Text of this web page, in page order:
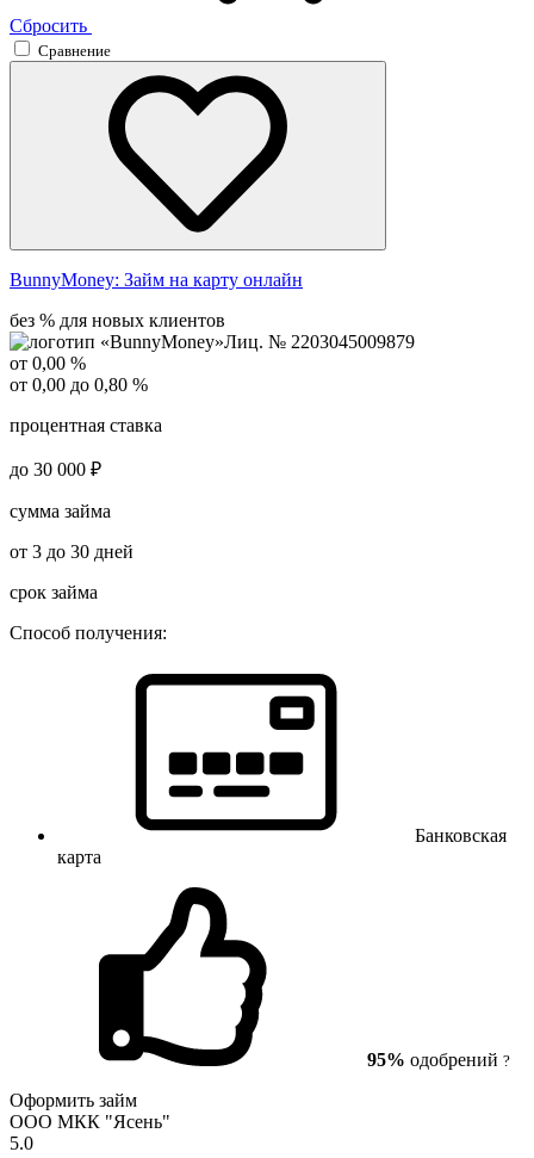
Сбросить
Сравнение
BunnyMoney: Займ на карту онлайн
без % для новых клиентов
Лиц. № 2203045009879
от 0,00 %
от 0,00 до 0,80 %
процентная ставка
до 30 000 ₽
сумма займа
от 3 до 30 дней
срок займа
Способ получения:
Банковская
карта
95% одобрений ?
Оформить займ
ООО МКК "Ясень"
5.0